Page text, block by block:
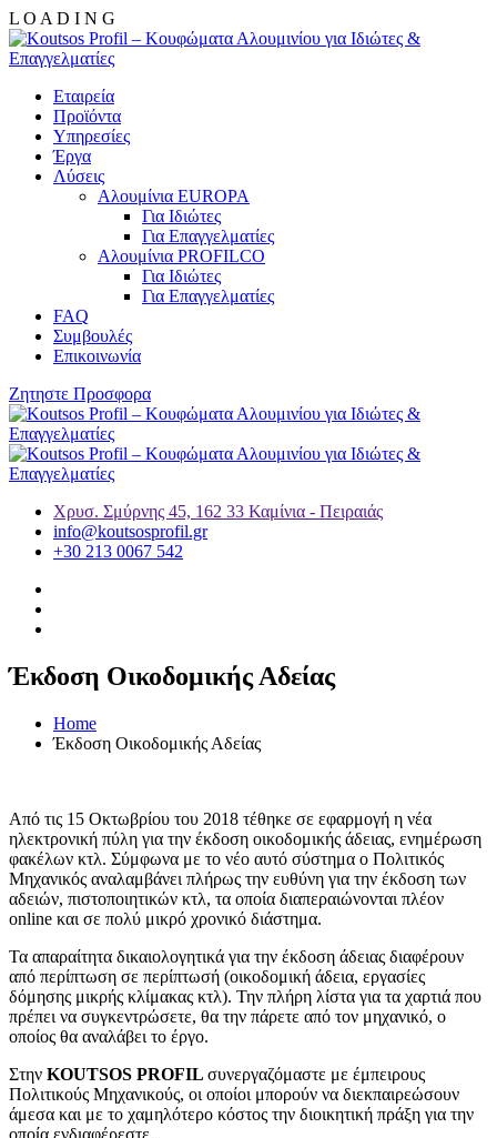
L O A D I N G
Εταιρεία
Προϊόντα
Υπηρεσίες
Έργα
Λύσεις
Αλουμίνια EUROPA
Για Ιδιώτες
Για Επαγγελματίες
Αλουμίνια PROFILCO
Για Ιδιώτες
Για Επαγγελματίες
FAQ
Συμβουλές
Επικοινωνία
Ζητηστε Προσφορα
Χρυσ. Σμύρνης 45, 162 33 Καμίνια - Πειραιάς
info@koutsosprofil.gr
+30 213 0067 542
Έκδοση Οικοδομικής Αδείας
Home
Έκδοση Οικοδομικής Αδείας
Από τις 15 Οκτωβρίου του 2018 τέθηκε σε εφαρμογή η νέα
ηλεκτρονική πύλη για την έκδοση οικοδομικής άδειας, ενημέρωση
φακέλων κτλ. Σύμφωνα με το νέο αυτό σύστημα ο Πολιτικός
Μηχανικός αναλαμβάνει πλήρως την ευθύνη για την έκδοση των
αδειών, πιστοποιητικών κτλ, τα οποία διαπεραιώνονται πλέον
online και σε πολύ μικρό χρονικό διάστημα.
Τα απαραίτητα δικαιολογητικά για την έκδοση άδειας διαφέρουν
από περίπτωση σε περίπτωσή (οικοδομική άδεια, εργασίες
δόμησης μικρής κλίμακας κτλ). Την πλήρη λίστα για τα χαρτιά που
πρέπει να συγκεντρώσετε, θα την πάρετε από τον μηχανικό, ο
οποίος θα αναλάβει το έργο.
Στην KOUTSOS PROFIL συνεργαζόμαστε με έμπειρους
Πολιτικούς Μηχανικούς, οι οποίοι μπορούν να διεκπαιρεώσουν
άμεσα και με το χαμηλότερο κόστος την διοικητική πράξη για την
οποία ενδιαφέρεστε.